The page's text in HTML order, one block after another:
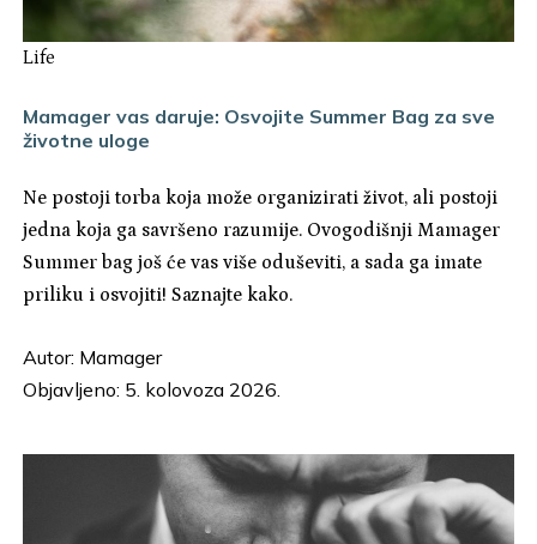
Life
Mamager vas daruje: Osvojite Summer Bag za sve
životne uloge
Ne postoji torba koja može organizirati život, ali postoji
jedna koja ga savršeno razumije. Ovogodišnji Mamager
Summer bag još će vas više oduševiti, a sada ga imate
priliku i osvojiti! Saznajte kako.
Autor: Mamager
Objavljeno: 5. kolovoza 2026.